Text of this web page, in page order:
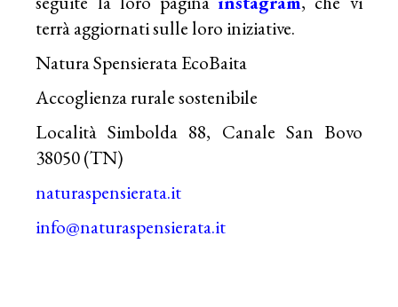
terrà aggiornati sulle loro iniziative.
Natura Spensierata EcoBaita
Accoglienza rurale sostenibile
Località Simbolda 88, Canale San Bovo
38050 (TN)
naturaspensierata.it
info@naturaspensierata.it